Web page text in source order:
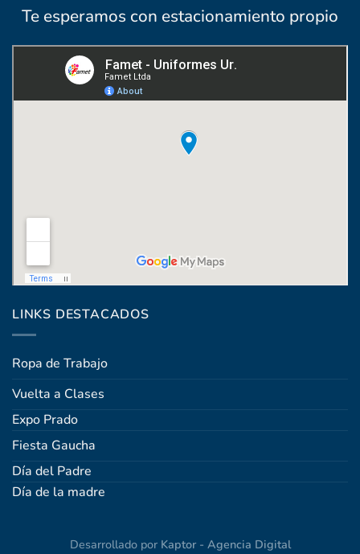
Te esperamos con estacionamiento propio
Coronel Raíz 1322, esq. Máximo Santos
LINKS DESTACADOS
Ropa de Trabajo
Vuelta a Clases
Expo Prado
Fiesta Gaucha
Día del Padre
Día de la madre
Desarrollado por Kaptor - Agencia Digital